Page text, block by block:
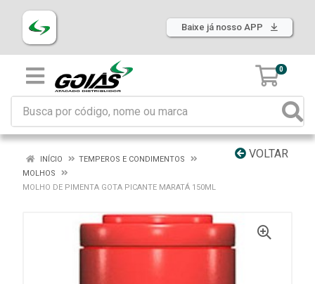
Baixe já nosso APP
0
VOLTAR
INÍCIO
TEMPEROS E CONDIMENTOS
MOLHOS
MOLHO DE PIMENTA GOTA PICANTE MARATÁ 150ML